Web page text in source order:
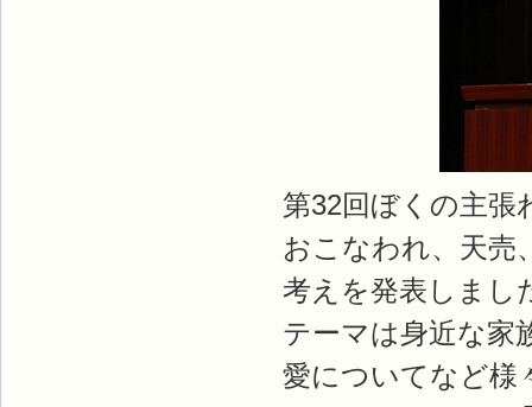
第32回ぼくの主張
おこなわれ、天売
考えを発表しまし
テーマは身近な家
愛についてなど様